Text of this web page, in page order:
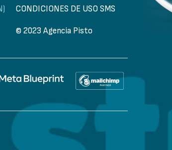
CONDICIONES DE USO SMS
© 2023 Agencia Pisto